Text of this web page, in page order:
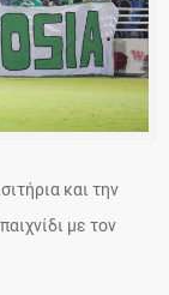
και την
με τον